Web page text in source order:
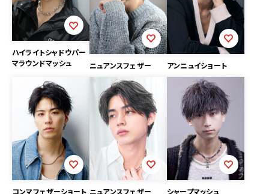
ハイライトシャドウパー
マラウンドマッシュ
ニュアンスフェザー アンニュイショート
コンマフェザーショート ニュアンスフェザー シャープマッシュ